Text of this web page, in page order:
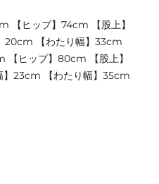
【ヒップ】74cm 【股上】
20cm 【わたり幅】33cm
【ヒップ】80cm 【股上】
23cm 【わたり幅】35cm